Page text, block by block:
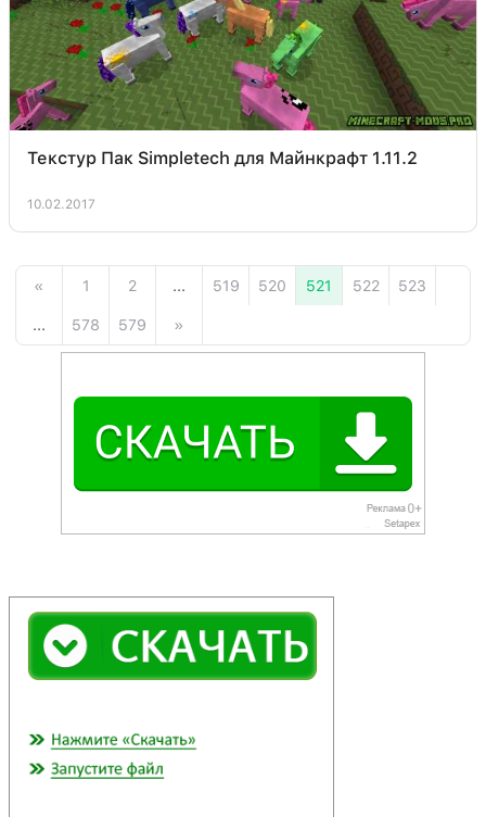
Текстур Пак Simpletech для Майнкрафт 1.11.2
10.02.2017
« 1 2 ... 519 520 521 522 523
... 578 579 »